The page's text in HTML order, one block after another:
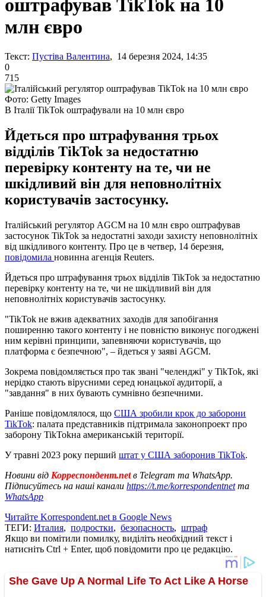
оштрафував TikTok на 10
млн євро
Текст: Пустіва Валентина, 14 березня 2024, 14:35
0
715
Фото: Getty Images
В Італії TikTok оштрафували на 10 млн євро
Йдеться про штрафування трьох
відділів TikTok за недостатню
перевірку контенту на те, чи не
шкідливий він для неповнолітніх
користувачів застосунку.
Італійський регулятор AGCM на 10 млн євро оштрафував
застосунок TikTok за недостатні заходи захисту неповнолітніх
від шкідливого контенту. Про це в четвер, 14 березня,
повідомила новинна агенція Reuters.
Йдеться про штрафування трьох відділів TikTok за недостатню
перевірку контенту на те, чи не шкідливий він для
неповнолітніх користувачів застосунку.
"TikTok не вжив адекватних заходів для запобігання
поширенню такого контенту і не повністю виконує погоджені
ним керівні принципи, запевняючи користувачів, що
платформа є безпечною", – йдеться у заяві AGCM.
Зокрема повідомляється про так звані "челенджі" у TikTok, які
нерідко стають вірусними серед юнацької аудиторії, а
"завдання" в них бувають сумнівно безпечними.
Раніше повідомлялося, що США зробили крок до заборони
TikTok: палата представників підтримала законопроект про
заборону TikTokна американській території.
У травні 2023 року перший штат у США заборонив TikTok.
Новини від Корреспондент.netв Telegram та WhatsApp.
Підписуйтесь на наші канали https://t.me/korrespondentnetта
WhatsApp
Читайте Korrespondent.net в Google News
ТЕГИ: Италия, подростки, безопасность, штраф
Якщо ви помітили помилку, виділіть необхідний текст і
натисніть Ctrl + Enter, щоб повідомити про це редакцію.